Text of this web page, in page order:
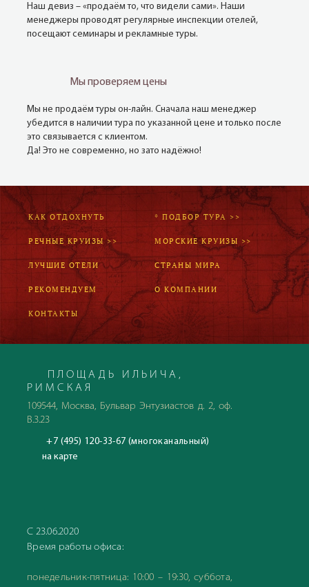
Наш девиз – «продаём то, что видели сами». Наши
менеджеры проводят регулярные инспекции отелей,
посещают семинары и рекламные туры.
Мы проверяем цены
Мы не продаём туры он-лайн. Сначала наш менеджер
убедится в наличии тура по указанной цене и только после
это связывается с клиентом.
Да! Это не современно, но зато надёжно!
КАК ОТДОХНУТЬ * ПОДБОР ТУРА >>
РЕЧНЫЕ КРУИЗЫ >> МОРСКИЕ КРУИЗЫ >>
ЛУЧШИЕ ОТЕЛИ СТРАНЫ МИРА
РЕКОМЕНДУЕМ О КОМПАНИИ
КОНТАКТЫ
ПЛОЩАДЬ ИЛЬИЧА,
РИМСКАЯ
109544, Москва, Бульвар Энтузиастов д. 2, оф.
В.3.23
+7 (495) 120-33-67 (многоканальный)
на карте
С 23.06.2020
Время работы офиса:
понедельник-пятница: 10:00 – 19:30, суббота,